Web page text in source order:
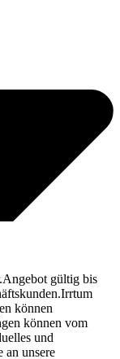
Angebot gültig bis
Irrtum
können
können vom
und
an unsere